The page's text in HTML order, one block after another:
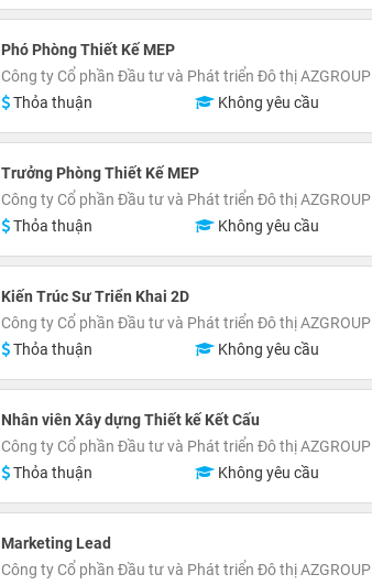
Phó Phòng Thiết Kế MEP
Công ty Cổ phần Đầu tư và Phát triển Đô thị AZGROUP
Thỏa thuận
Không yêu cầu
Trưởng Phòng Thiết Kế MEP
Công ty Cổ phần Đầu tư và Phát triển Đô thị AZGROUP
Thỏa thuận
Không yêu cầu
Kiến Trúc Sư Triển Khai 2D
Công ty Cổ phần Đầu tư và Phát triển Đô thị AZGROUP
Thỏa thuận
Không yêu cầu
Nhân viên Xây dựng Thiết kế Kết Cấu
Công ty Cổ phần Đầu tư và Phát triển Đô thị AZGROUP
Thỏa thuận
Không yêu cầu
Marketing Lead
Công ty Cổ phần Đầu tư và Phát triển Đô thị AZGROUP